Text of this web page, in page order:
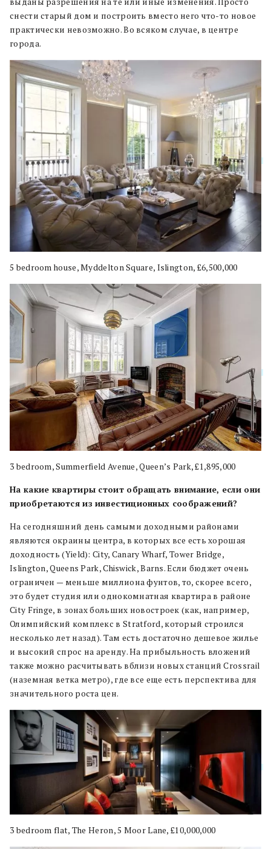
снести старый дом и построить вместо него что-то новое
практически невозможно. Во всяком случае, в центре
города.
5 bedroom house, Myddelton Square, Islington, £6,500,000
3 bedroom, Summerfield Avenue, Queen’s Park, £1,895,000
На какие квартиры стоит обращать внимание, если они
приобретаются из инвестиционных соображений?
На сегодняшний день самыми доходными районами
являются окраины центра, в которых все есть хорошая
доходность (Yield): City, Canary Wharf, Tower Bridge,
Islington, Queens Park, Chiswick, Barns.Если бюджет очень
ограничен — меньше миллиона фунтов, то, скорее всего,
это будет студия или однокомнатная квартира в районе
City Fringe, в зонах больших новостроек (как, например,
Олимпийский комплекс в Stratford, который строился
несколько лет назад). Там есть достаточно дешевое жилье
и высокий спрос на аренду. На прибыльность вложений
также можно расчитывать вблизи новых станций Crossrail
(наземная ветка метро), где все еще есть перспектива для
значительного роста цен.
3 bedroom flat, The Heron, 5 Moor Lane, £10,000,000